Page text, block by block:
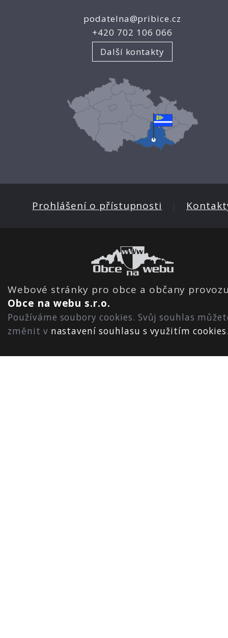
podatelna@pribice.cz
+420 702 106 066
Další kontakty
Prohlášení o přístupnosti
Webové stránky pro obce a občany
Obce na webu s.r.o.
Používáme soubory cookies. Svůj souhlas
změnit v nastavení souhlasu s využitím cookies